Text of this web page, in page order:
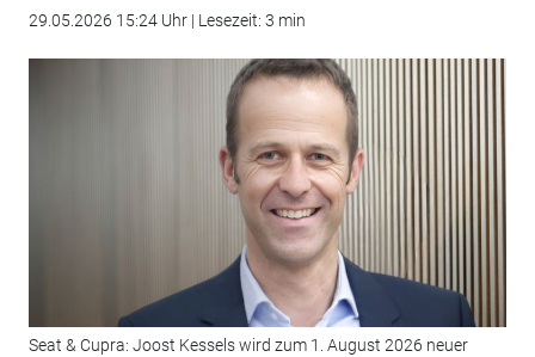
29.05.2026 15:24 Uhr | Lesezeit: 3 min
Seat & Cupra: Joost Kessels wird zum 1. August 2026 neuer